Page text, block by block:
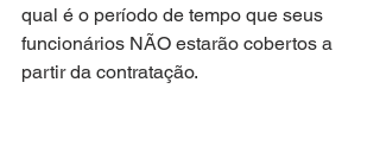
qual é o período de tempo que seus
funcionários NÃO estarão cobertos a
partir da contratação.